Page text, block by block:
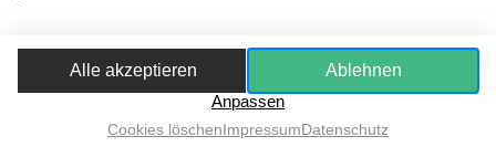
Alle akzeptieren
Ablehnen
Anpassen
Cookies löschenImpressumDatenschutz